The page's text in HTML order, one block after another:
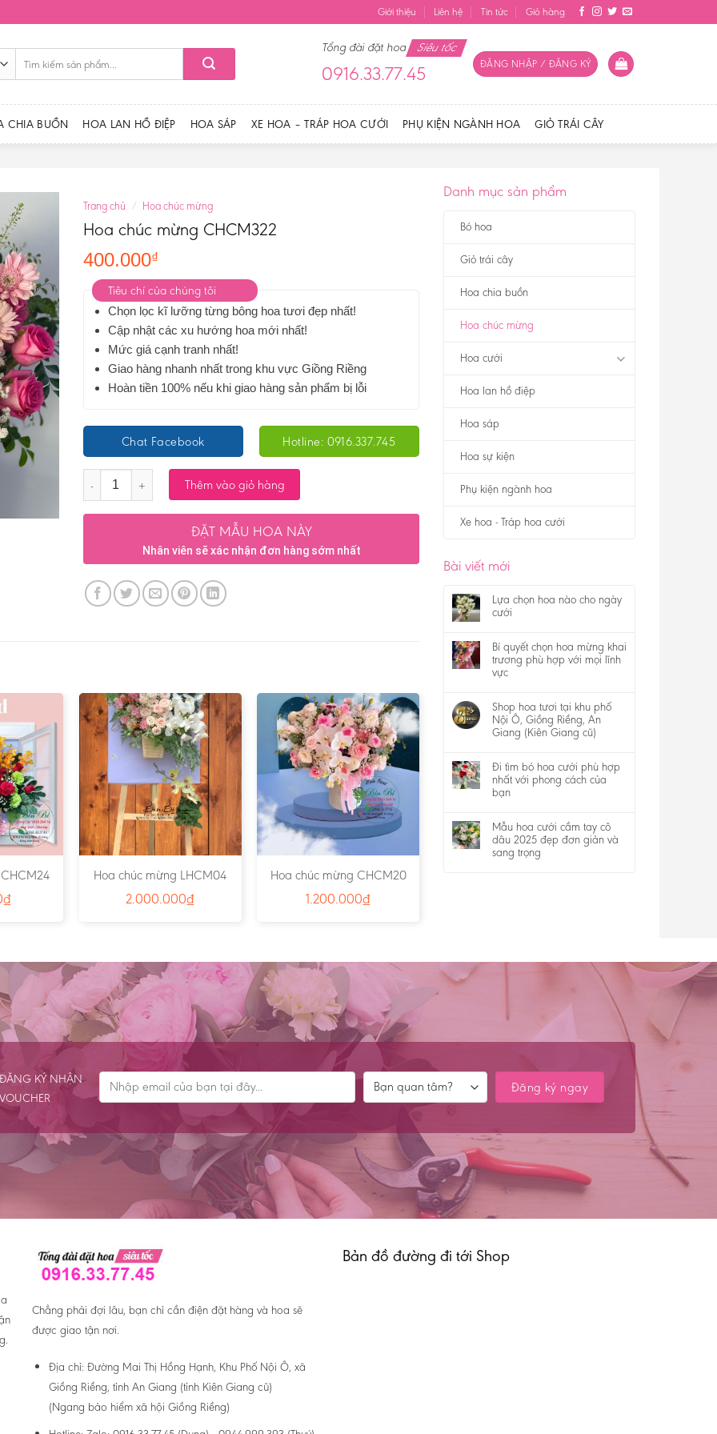
Giới thiệu Liên hệ Tin tức Giỏ hàng
kiếm:
Tổng đài đặt hoa Siêu tốc
0916.33.77.45 ĐĂNG NHẬP / ĐĂNG KÝ
CHIA BUỒN HOA LAN HỒ ĐIỆP HOA SÁP XE HOA – TRÁP HOA CƯỚI PHỤ KIỆN NGÀNH HOA GIỎ TRÁI CÂY
Danh mục sản phẩm
Bó hoa
Giỏ trái cây
Hoa chia buồn
Hoa chúc mừng
Hoa cưới
Hoa lan hồ điệp
Hoa sáp
Hoa sự kiện
Phụ kiện ngành hoa
Xe hoa - Tráp hoa cưới
Bài viết mới
Lựa chọn hoa nào cho ngày
cưới
Bí quyết chọn hoa mừng khai
trương phù hợp với mọi lĩnh
vực
Shop hoa tươi tại khu phố
Nội Ô, Giồng Riềng, An
Giang (Kiên Giang cũ)
Đi tìm bó hoa cưới phù hợp
nhất với phong cách của
bạn
Mẫu hoa cưới cầm tay cô
dâu 2025 đẹp đơn giản và
sang trọng
Trang chủ / Hoa chúc mừng
Hoa chúc mừng CHCM322
400.000₫
Tiêu chí của chúng tôi
Chọn lọc kĩ lưỡng từng bông hoa tươi đẹp nhất!
Cập nhật các xu hướng hoa mới nhất!
Mức giá cạnh tranh nhất!
Giao hàng nhanh nhất trong khu vực Giồng Riềng
Hoàn tiền 100% nếu khi giao hàng sản phẩm bị lỗi
Chat Facebook Hotline: 0916.337.745
Số lượng Thêm vào giỏ hàng
ĐẶT MẪU HOA NÀY
Nhân viên sẽ xác nhận đơn hàng sớm nhất
₫
Hoa chúc mừng LHCM04
2.000.000₫
Hoa chúc mừng CHCM20
1.200.000₫
ĐĂNG KÝ NHẬN
VOUCHER
Chẳng phải đợi lâu, bạn chỉ cần điện đặt hàng và hoa sẽ
được giao tận nơi.
Địa chỉ: Đường Mai Thị Hồng Hạnh, Khu Phố Nội Ô, xã
Giồng Riềng, tỉnh An Giang (tỉnh Kiên Giang cũ)
(Ngang bảo hiểm xã hội Giồng Riềng)
Bản đồ đường đi tới Shop